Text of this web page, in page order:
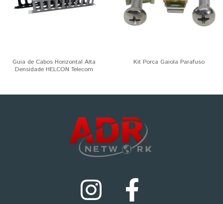
Guia de Cabos Horizontal Alta
Densidade HELCON Telecom
Kit Porca Gaiola Parafuso